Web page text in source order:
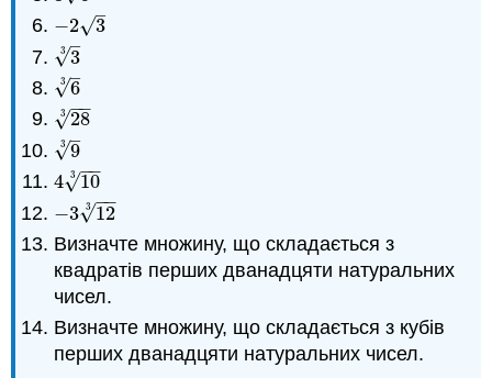
−2 3
–
√
−23
3
–
√
3
33
6
–
√
3
63
28
−−
√
3
283
9
–
√
3
93
4 10
−−
√
3
4103
−3 12
−−
√
3
−3123
Визначте множину, що складається з
квадратів перших дванадцяти натуральних
чисел.
Визначте множину, що складається з кубів
перших дванадцяти натуральних чисел.